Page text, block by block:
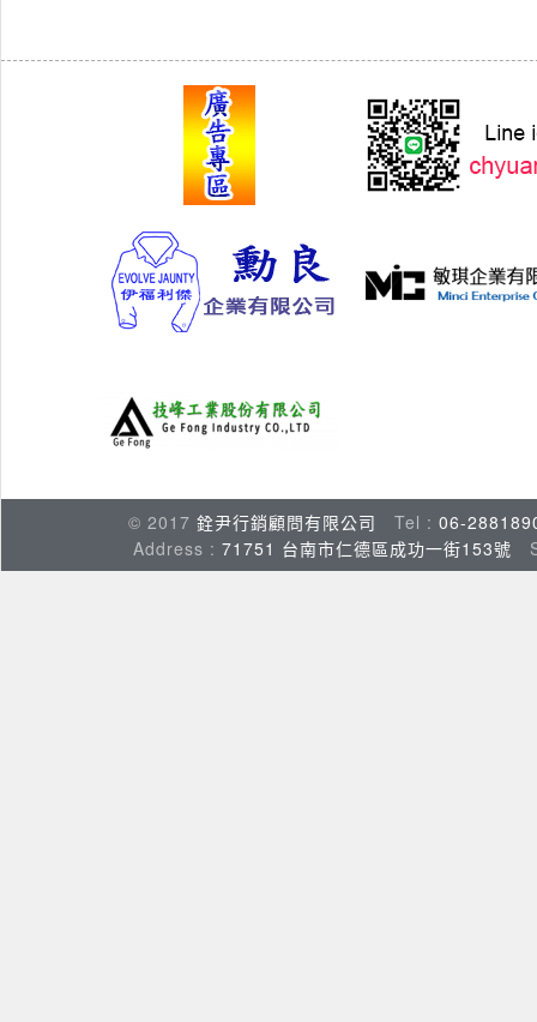
© 2017 銓尹行銷顧問有限公司 Tel : 06-
Address : 71751 台南市仁德區成功一街153號